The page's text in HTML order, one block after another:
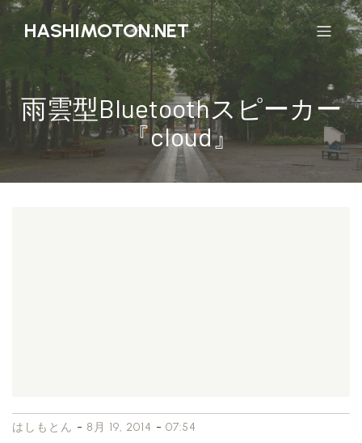
HASHIMOTON.NET
雨雲型Bluetoothスピーカー
『cloud』
はしもとん - 8月 19, 2014 - 07:54